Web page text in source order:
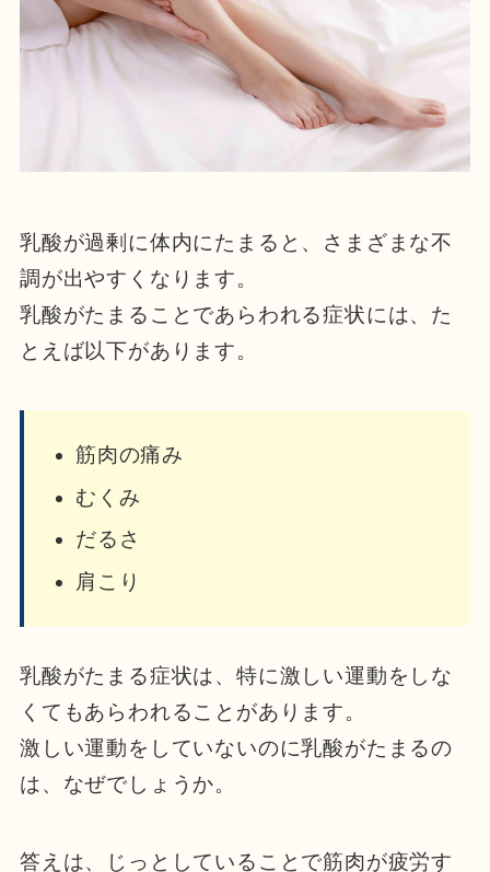
乳酸が過剰に体内にたまると、さまざまな不
調が出やすくなります。
乳酸がたまることであらわれる症状には、た
とえば以下があります。
筋肉の痛み
むくみ
だるさ
肩こり
乳酸がたまる症状は、特に激しい運動をしな
くてもあらわれることがあります。
激しい運動をしていないのに乳酸がたまるの
は、なぜでしょうか。
答えは、じっとしていることで筋肉が疲労す